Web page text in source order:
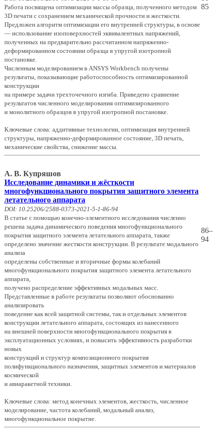
Работа посвящена оптимизации массы образца, полученного методом
3D печати с сохранением механической прочности и жесткости.
Предложен алгоритм оптимизации его внутренней структуры, в основе
— использование изоповерхностей эквивалентных напряжений,
полученных на предварительно рассчитанном напряженно-
деформированном состоянии образца в упругой изотропной
постановке.
Численным моделированием в ANSYS Workbench получены
результаты, показывающие работоспособность оптимизированной
конструкции
на примере задачи трехточечного изгиба. Приведено сравнение
результатов численного моделирования оптимизированного
и монолитного образцов в упругой изотропной постановке.
Ключевые слова: аддитивные технологии, оптимизация внутренней
структуры, напряженно-деформированное состояние, 3D печать,
механические свойства, снижение массы.
85
А. В. Купряшов
Исследование динамики и жёсткости
многофункционального покрытия защитного элемента
летательного аппарата
DOI: 10.25206/2588-0373-2021-5-1-86-94
В статье с помощью конечно-элементного исследования численно
решена задача динамического поведения многофункционального
покрытия защитного элемента летательного аппарата, также
определено значение жесткости конструкции. В результате модального
анализа
определены собственные и вторичные формы колебаний
многофункционального покрытия защитного элемента летательного
аппарата,
получено распределение эффективных модальных масс.
Представленные в работе результаты позволяют обоснованно
анализировать
поведение как всей защитной системы, так и отдельных элементов
конструкции летательного аппарата, состоящих из нанесенного
на внешней поверхности многофункционального покрытия в
эксплуатационных условиях, и повысить эффективность разработки
новых
конструкций и структур композиционного покрытия
полифункционального назначения, защитных элементов и материалов
космической
и авиаракетной техники.
Ключевые слова: метод конечных элементов, жесткость, численное
моделирование, частота колебаний, модальный анализ,
многофункциональное покрытие.
86–
94